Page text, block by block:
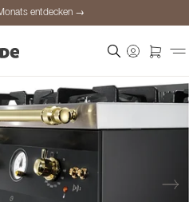
entdecken →
Beratung
entdecken →